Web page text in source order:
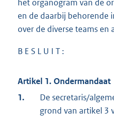
het organogram van de
en de daarbij behorende
over de diverse teams
B E S L U I T :
Artikel 1. Ondermandaat
1.
De secretaris/
grond van artikel 3